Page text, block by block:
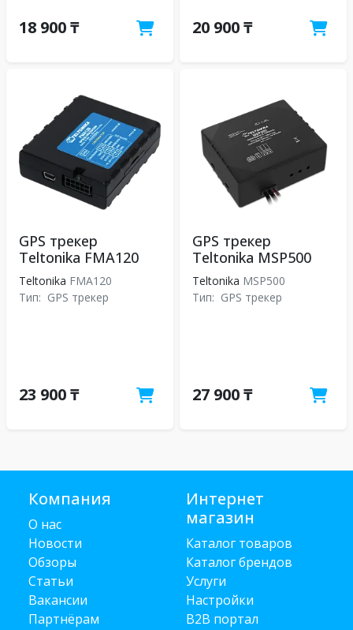
18 900 ₸ 20 900 ₸
GPS трекер
Teltonika FMA120
Teltonika FMA120
Тип: GPS трекер
23 900 ₸
GPS трекер
Teltonika MSP500
Teltonika MSP500
Тип: GPS трекер
27 900 ₸
Компания
О нас
Новости
Обзоры
Статьи
Вакансии
Партнёрам
Интернет
магазин
Каталог товаров
Каталог брендов
Услуги
Настройки
B2B портал